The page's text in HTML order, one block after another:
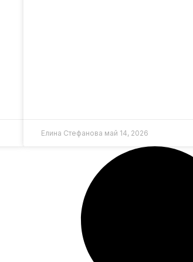
Елина Стефанова май 14, 2026